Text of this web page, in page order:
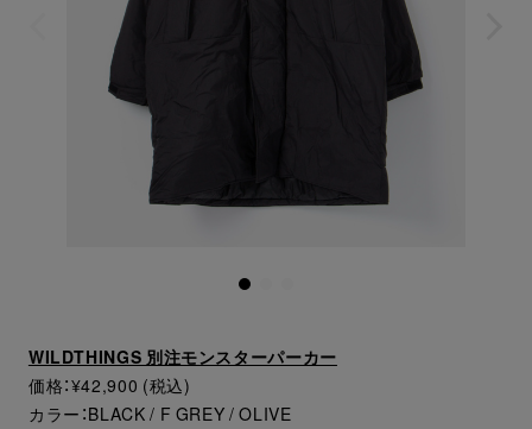
WILDTHINGS 別注モンスターパーカー
価格：¥42,900 (税込)
カラー：BLACK / F GREY / OLIVE